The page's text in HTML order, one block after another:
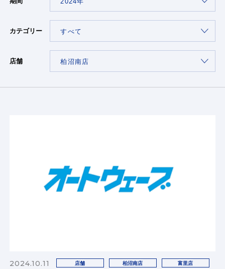
カテゴリー
店舗
2024.10.11 店舗 柏沼南店 富里店